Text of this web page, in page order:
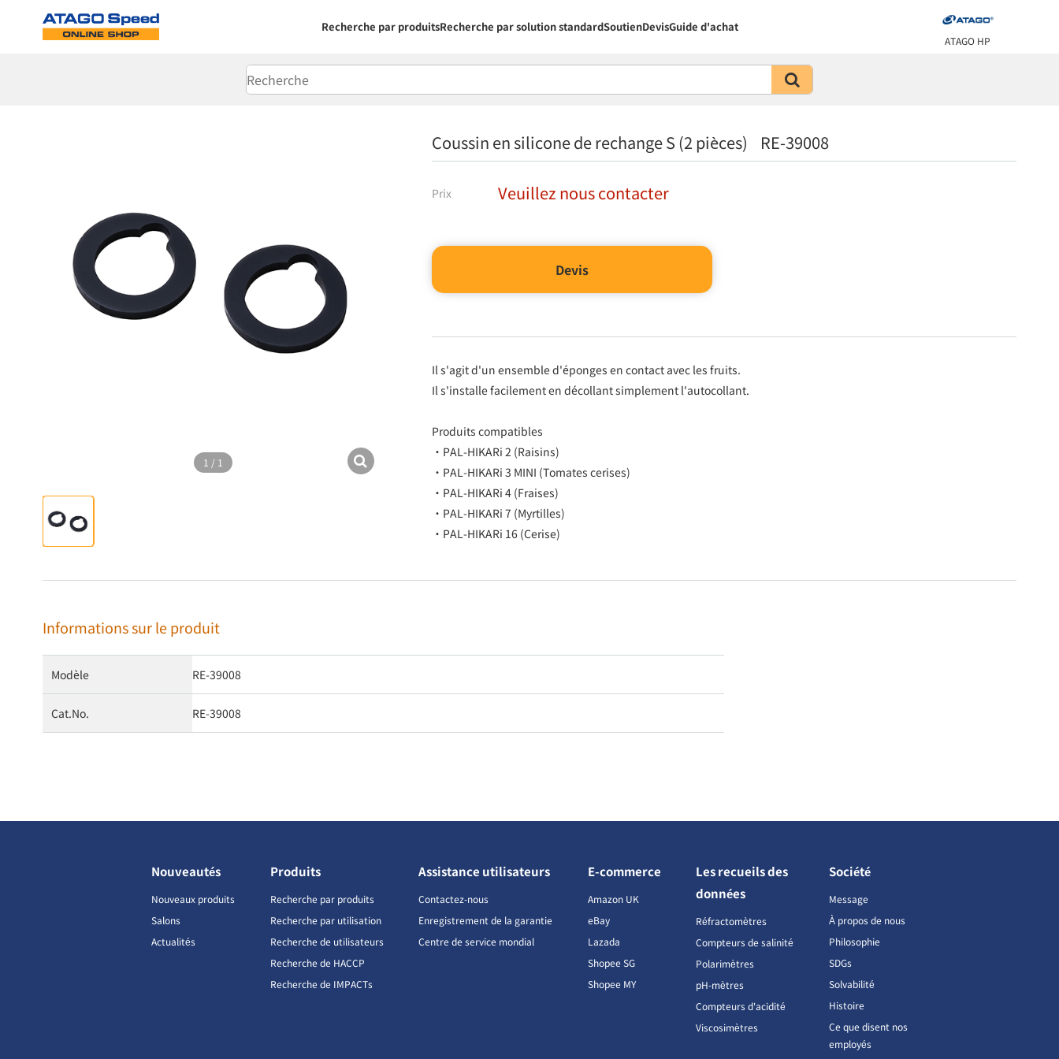
Recherche par produitsRecherche par solution standardSoutienDevisGuide d'achat
ATAGO HP
1 / 1
Coussin en silicone de rechange S (2 pièces) RE-39008
Prix Veuillez nous contacter
Devis
Il s'agit d'un ensemble d'éponges en contact avec les fruits.
Il s'installe facilement en décollant simplement l'autocollant.
Produits compatibles
・PAL-HIKARi 2 (Raisins)
・PAL-HIKARi 3 MINI (Tomates cerises)
・PAL-HIKARi 4 (Fraises)
・PAL-HIKARi 7 (Myrtilles)
・PAL-HIKARi 16 (Cerise)
Informations sur le produit
Modèle RE-39008
Cat.No. RE-39008
Nouveautés
Nouveaux produits
Salons
Actualités
Produits
Recherche par produits
Recherche par utilisation
Recherche de utilisateurs
Recherche de HACCP
Recherche de IMPACTs
Assistance utilisateurs
Contactez-nous
Enregistrement de la garantie
Centre de service mondial
E-commerce
Amazon UK
eBay
Lazada
Shopee SG
Shopee MY
Les recueils des
données
Réfractomètres
Compteurs de salinité
Polarimètres
pH-mètres
Compteurs d'acidité
Viscosimètres
Société
Message
À propos de nous
Philosophie
SDGs
Solvabilité
Histoire
Ce que disent nos
employés